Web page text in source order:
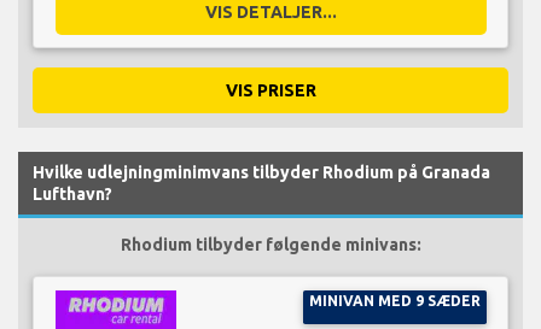
VIS DETALJER...
VIS PRISER
Hvilke udlejningminimvans tilbyder Rhodium på Granada
Lufthavn?
Rhodium tilbyder følgende minivans:
MINIVAN MED 9 SÆDER